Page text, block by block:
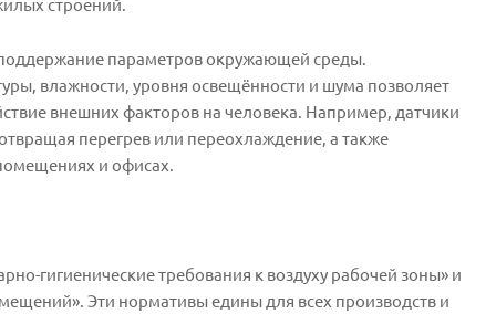
параметров окружающей среды.
влажности, уровня освещённости и шума позволяет
внешних факторов на человека. Например, датчики
перегрев или переохлаждение, а также
и офисах.
гигиенические требования к воздуху рабочей зоны» и
Эти нормативы едины для всех производств и